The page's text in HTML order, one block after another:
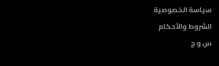
سياسة الخصوصية
الشروط والأحكام
س و ج